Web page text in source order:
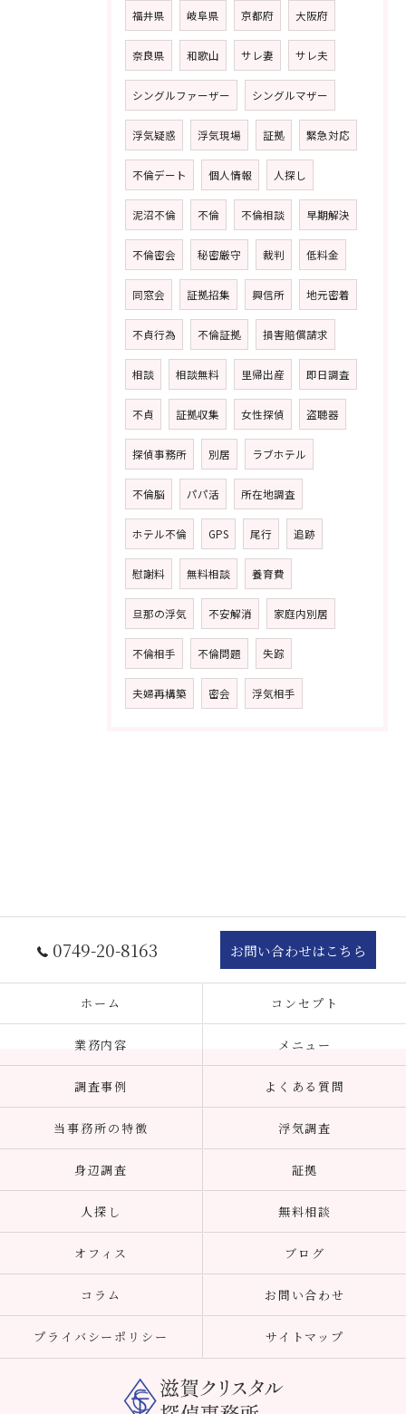
福井県 岐阜県 京都府 大阪府
奈良県 和歌山 サレ妻 サレ夫
シングルファーザー シングルマザー
浮気疑惑 浮気現場 証拠 緊急対応
不倫デート 個人情報 人探し
泥沼不倫 不倫 不倫相談 早期解決
不倫密会 秘密厳守 裁判 低料金
同窓会 証拠招集 興信所 地元密着
不貞行為 不倫証拠 損害賠償請求
相談 相談無料 里帰出産 即日調査
不貞 証拠収集 女性探偵 盗聴器
探偵事務所 別居 ラブホテル
不倫脳 パパ活 所在地調査
ホテル不倫 GPS 尾行 追跡
慰謝料 無料相談 養育費
旦那の浮気 不安解消 家庭内別居
不倫相手 不倫問題 失踪
夫婦再構築 密会 浮気相手
0749-20-8163 お問い合わせはこちら
ホーム コンセプト
業務内容 メニュー
調査事例 よくある質問
当事務所の特徴 浮気調査
身辺調査 証拠
人探し 無料相談
オフィス ブログ
コラム お問い合わせ
プライバシーポリシー サイトマップ